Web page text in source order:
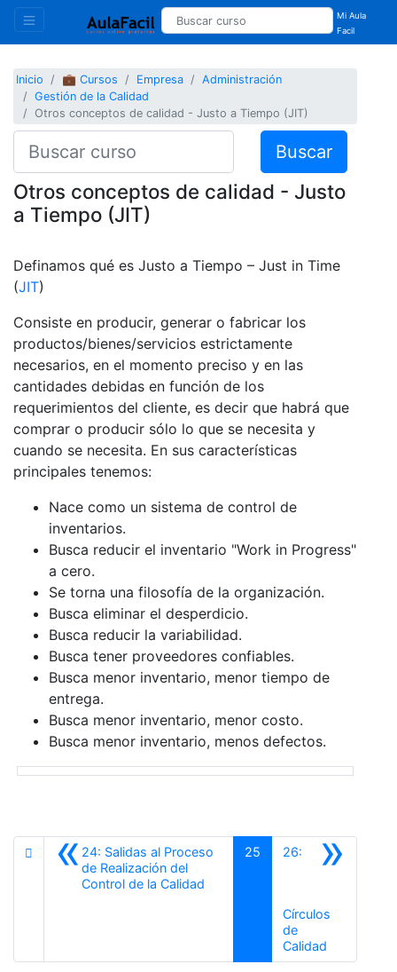
Mi Aula
Facil
Inicio 💼 Cursos Empresa
Administración
Gestión de la Calidad
Otros conceptos de calidad - Justo a Tiempo (JIT)
Buscar
Otros conceptos de calidad - Justo
a Tiempo (JIT)
Definamos qué es Justo a Tiempo – Just in Time
(JIT)
Consiste en producir, generar o fabricar los
productos/bienes/servicios estrictamente
necesarios, en el momento preciso y en las
cantidades debidas en función de los
requerimientos del cliente, es decir que habrá que
comprar o producir sólo lo que se necesita y
cuando se necesita. En sus características
principales tenemos:
Nace como un sistema de control de
inventarios.
Busca reducir el inventario "Work in Progress"
a cero.
Se torna una filosofía de la organización.
Busca eliminar el desperdicio.
Busca reducir la variabilidad.
Busca tener proveedores confiables.
Busca menor inventario, menor tiempo de
entrega.
Busca menor inventario, menor costo.
Busca menor inventario, menos defectos.
«24: Salidas al Proceso
de Realización del
Control de la Calidad
25 »
26:
Círculos
de
Calidad